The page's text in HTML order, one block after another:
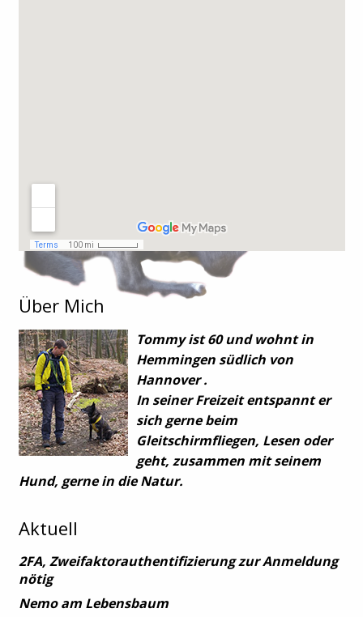
Über Mich
Tommy ist 60 und wohnt in
Hemmingen südlich von
Hannover .
In seiner Freizeit entspannt er
sich gerne beim
Gleitschirmfliegen, Lesen oder
geht, zusammen mit seinem
Hund, gerne in die Natur.
Aktuell
2FA, Zweifaktorauthentifizierung zur Anmeldung
nötig
Nemo am Lebensbaum